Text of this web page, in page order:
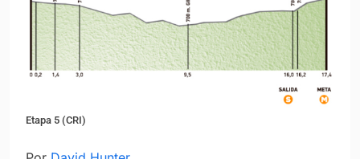
Etapa 5 (CRI)